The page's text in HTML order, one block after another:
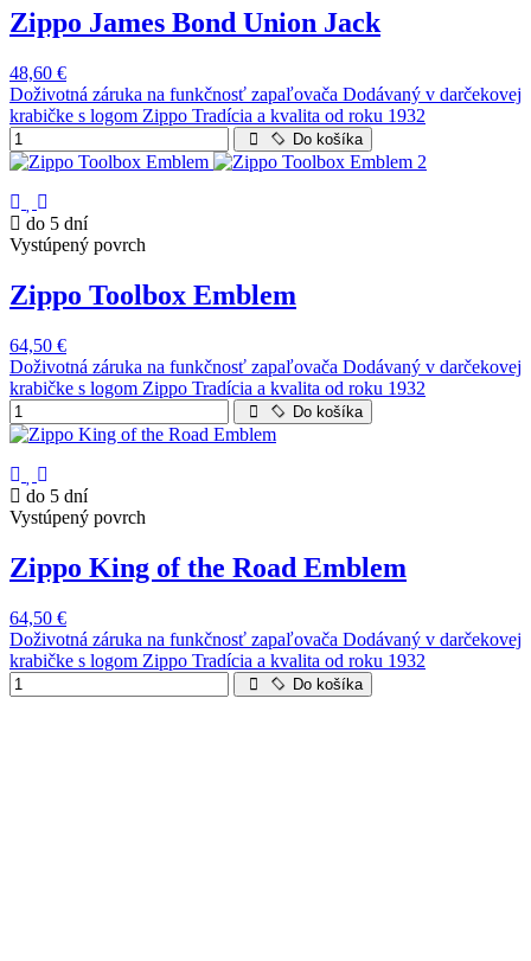
Zippo James Bond Union Jack
48,60 €
Doživotná záruka na funkčnosť zapaľovača Dodávaný v darčekovej
krabičke s logom Zippo Tradícia a kvalita od roku 1932
Do košíka
do 5 dní
Vystúpený povrch
Zippo Toolbox Emblem
64,50 €
Doživotná záruka na funkčnosť zapaľovača Dodávaný v darčekovej
krabičke s logom Zippo Tradícia a kvalita od roku 1932
Do košíka
do 5 dní
Vystúpený povrch
Zippo King of the Road Emblem
64,50 €
Doživotná záruka na funkčnosť zapaľovača Dodávaný v darčekovej
krabičke s logom Zippo Tradícia a kvalita od roku 1932
Do košíka